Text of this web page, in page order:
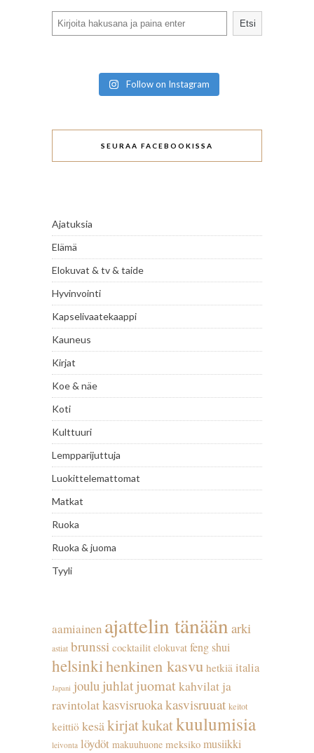
Etsi
Follow on Instagram
SEURAA FACEBOOKISSA
Ajatuksia
Elämä
Elokuvat & tv & taide
Hyvinvointi
Kapselivaatekaappi
Kauneus
Kirjat
Koe & näe
Koti
Kulttuuri
Lempparijuttuja
Luokittelemattomat
Matkat
Ruoka
Ruoka & juoma
Tyyli
aamiainen ajattelin tänään arki
astiat brunssi cocktailit elokuvat feng shui
helsinkihenkinen kasvu hetkiä italia
Japani joulu juhlatjuomatkahvilat ja
ravintolatkasvisruokakasvisruuat keitot
keittiö kesäkirjatkukatkuulumisia
leivonta löydöt makuuhuone meksiko musiikki